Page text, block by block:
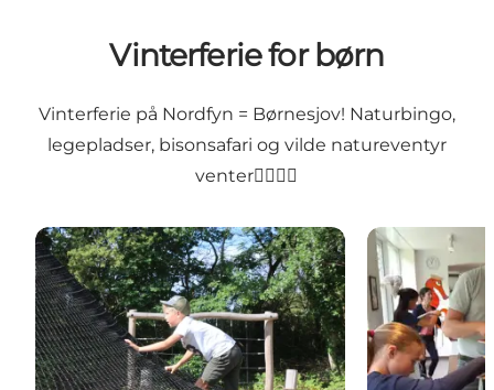
Vinterferie for børn
Vinterferie på Nordfyn = Børnesjov! Naturbingo,
legepladser, bisonsafari og vilde natureventyr
venter🏊‍♀️🥽🐉
Nordfyns sjoveste legepladser Aagaardens